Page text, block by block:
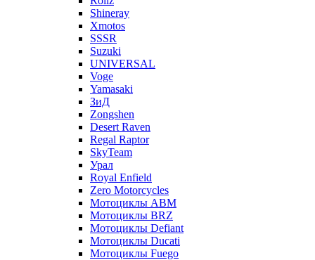
Shineray
Xmotos
SSSR
Suzuki
UNIVERSAL
Voge
Yamasaki
ЗиД
Zongshen
Desert Raven
Regal Raptor
SkyTeam
Урал
Royal Enfield
Zero Motorcycles
Мотоциклы ABM
Мотоциклы BRZ
Мотоциклы Defiant
Мотоциклы Ducati
Мотоциклы Fuego